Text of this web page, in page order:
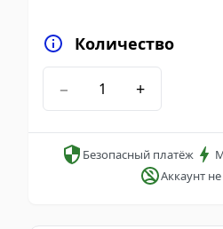
Количество
− +
Безопасный платёж
Аккаунт